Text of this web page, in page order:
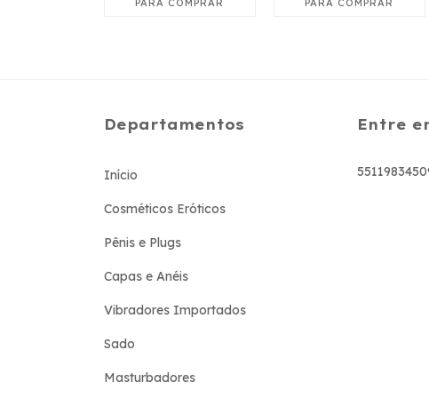
Departamentos
Início
Cosméticos Eróticos
Pênis e Plugs
Capas e Anéis
Vibradores Importados
Sado
Masturbadores
Entre